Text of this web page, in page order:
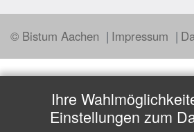
© Bistum Aachen Impressum
Ihre
Einstellungen zum